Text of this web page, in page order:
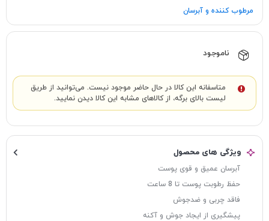
مرطوب کننده و آبرسان
ناموجود
متاسفانه این کالا در حال حاضر موجود نیست. می‌توانید از طریق
لیست بالای برگه، از کالاهای مشابه این کالا دیدن نمایید.
ویژگی های محصول
آبرسان عمیق و قوی پوست
حفظ رطوبت پوست تا 8 ساعت
فاقد چربی و ضدجوش
پیشگیری از ایجاد جوش و آکنه